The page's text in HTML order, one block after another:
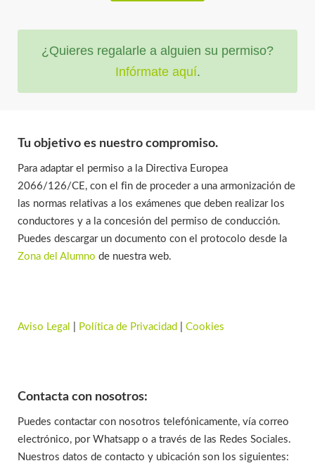
¿Quieres regalarle a alguien su permiso?
Infórmate aquí.
Tu objetivo es nuestro compromiso.
Para adaptar el permiso a la Directiva Europea
2066/126/CE, con el fin de proceder a una armonización de
las normas relativas a los exámenes que deben realizar los
conductores y a la concesión del permiso de conducción.
Puedes descargar un documento con el protocolo desde la
Zona del Alumno de nuestra web.
Aviso Legal Política de Privacidad Cookies
Contacta con nosotros:
Puedes contactar con nosotros telefónicamente, vía correo
electrónico, por Whatsapp o a través de las Redes Sociales.
Nuestros datos de contacto y ubicación son los siguientes: